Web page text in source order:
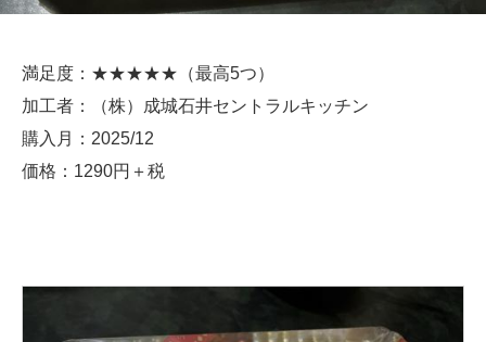
満足度：★★★★★（最高5つ）
加工者：（株）成城石井セントラルキッチン
購入月：2025/12
価格：1290円＋税